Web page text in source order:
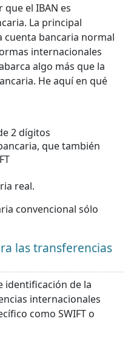
el IBAN es
La principal
cuenta bancaria normal
internacionales
algo más que la
He aquí en qué
2 dígitos
que también
real.
convencional sólo
las transferencias
identificación de la
internacionales
como SWIFT o